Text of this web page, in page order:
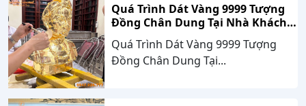
Quá Trình Dát Vàng 9999 Tượng
Đồng Chân Dung Tại Nhà Khách
Hàng Nghệ An
Quá Trình Dát Vàng 9999 Tượng
Đồng Chân Dung Tại...